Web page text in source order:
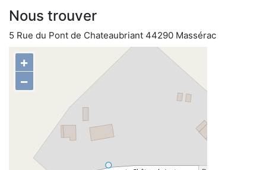
Nous trouver
5 Rue du Pont de Chateaubriant 44290 Massérac
+
−